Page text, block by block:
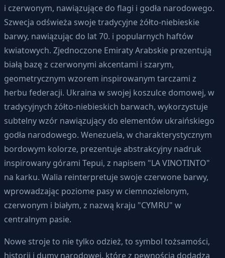
i czerwonym, nawiązujące do flagi i godła narodowego.
Szwecja odświeża swoje tradycyjne żółto-niebieskie
barwy, nawiązując do lat 70. i popularnych haftów
kwiatowych. Zjednoczone Emiraty Arabskie prezentują
białą bazę z czerwonymi akcentami i szarym,
geometrycznym wzorem inspirowanym tarczami z
herbu federacji. Ukraina w swojej koszulce domowej, w
tradycyjnych żółto-niebieskich barwach, wykorzystuje
subtelny wzór nawiązujący do elementów ukraińskiego
godła narodowego. Wenezuela, w charakterystycznym
bordowym kolorze, prezentuje abstrakcyjny nadruk
inspirowany górami Tepui, z napisem "LA VINOTINTO"
na karku. Walia reinterpretuje swoje czerwone barwy,
wprowadzając poziome pasy w ciemnozielonym,
czerwonym i białym, z nazwą kraju "CYMRU" w
centralnym pasie.
Nowe stroje to nie tylko odzież, to symbol tożsamości,
historii i dumy narodowej, które z pewnością dodadzą